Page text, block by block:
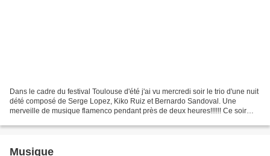
Dans le cadre du festival Toulouse d'été j'ai vu mercredi soir le trio d'une nuit
dété composé de Serge Lopez, Kiko Ruiz et Bernardo Sandoval. Une
merveille de musique flamenco pendant près de deux heures!!!!!! Ce soir
Musique